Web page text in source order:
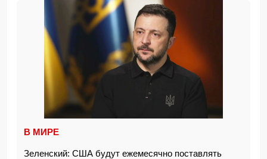
В МИРЕ
Зеленский: США будут ежемесячно поставлять